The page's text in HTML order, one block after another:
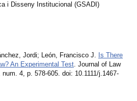
i Disseny Institucional (GSADI)
Jordi; León, Francisco J. Is There
An Experimental Test. Journal of Law
4, p. 578-605. doi: 10.1111/j.1467-